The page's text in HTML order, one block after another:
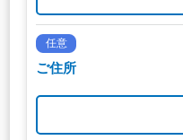
任意
ご住所